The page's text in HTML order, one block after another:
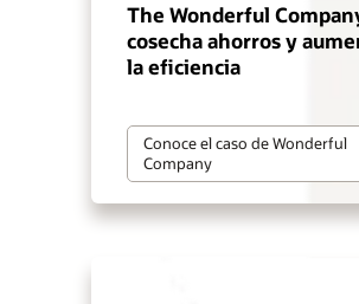
The Wonderful
cosecha ahorros y
la eficiencia
Conoce el caso de Wonderful
Company